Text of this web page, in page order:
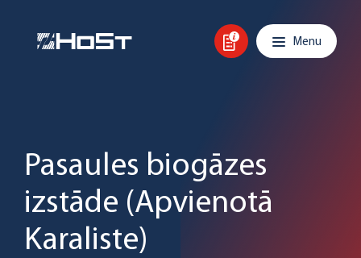
Main navigation
Menu
Pasaules biogāzes
izstāde (Apvienotā
Karaliste)